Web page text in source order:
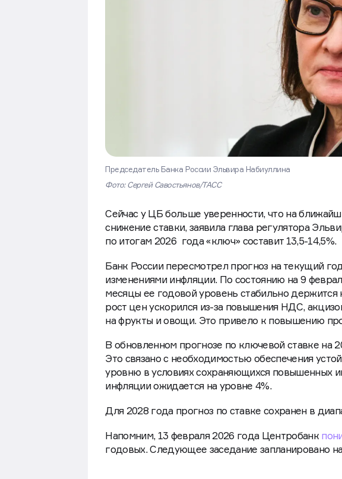
Председатель Банка России Эльвира Набиуллина
Фото: Сергей Савостьянов/ТАСС
Сейчас у ЦБ больше уверенности, что на
снижение ставки, заявила глава регулятора
по итогам 2026 года «ключ» составит 13,5-14,5%.
Банк России пересмотрел прогноз на текущий
изменениями инфляции. По состоянию на 9
месяцы ее годовой уровень стабильно
рост цен ускорился из-за повышения НДС,
на фрукты и овощи. Это привело к повышению
В обновленном прогнозе по ключевой ставке на
Это связано с необходимостью обеспечения
уровню в условиях сохраняющихся повышенных
инфляции ожидается на уровне 4%.
Для 2028 года прогноз по ставке сохранен в
Напомним, 13 февраля 2026 года Центробанк
годовых. Следующее заседание запланировано